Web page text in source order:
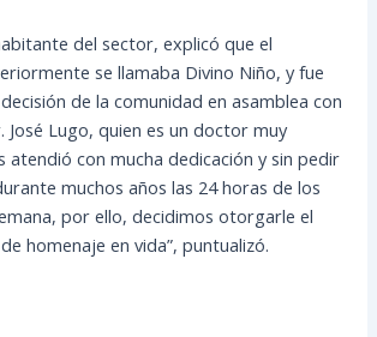
del sector, explicó que el
se llamaba Divino Niño, y fue
de la comunidad en asamblea con
José Lugo, quien es un doctor muy
atendió con mucha dedicación y sin pedir
muchos años las 24 horas de los
por ello, decidimos otorgarle el
homenaje en vida”, puntualizó.